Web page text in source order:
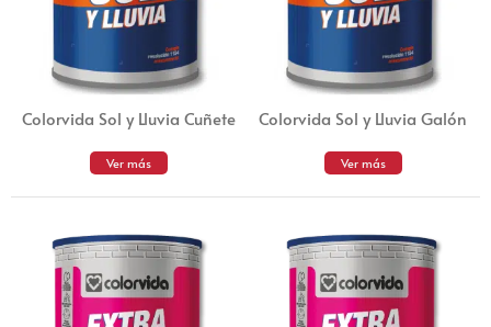
Colorvida Sol y Lluvia Cuñete
Ver más
Colorvida Sol y Lluvia Galón
Ver más